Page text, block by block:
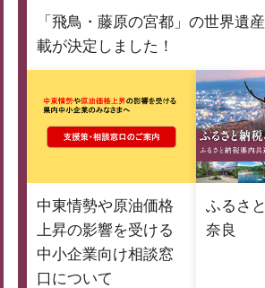
「飛鳥・藤原の宮都」の世界遺
載が決定しました！
中東情勢や原油価格
上昇の影響を受ける
中小企業向け相談窓
口について
ふるさ
奈良